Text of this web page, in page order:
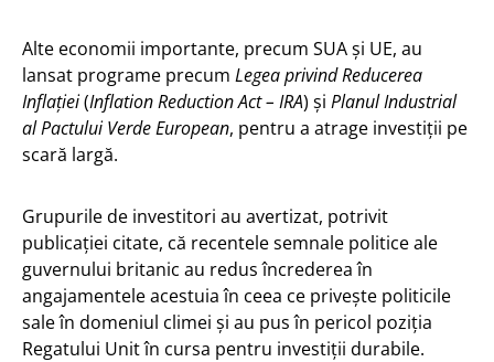
Alte economii importante, precum SUA și UE, au
lansat programe precum Legea privind Reducerea
Inflației(Inflation Reduction Act – IRA) și Planul Industrial
al Pactului Verde European, pentru a atrage investiții pe
scară largă.
Grupurile de investitori au avertizat, potrivit
publicației citate, că recentele semnale politice ale
guvernului britanic au redus încrederea în
angajamentele acestuia în ceea ce privește politicile
sale în domeniul climei și au pus în pericol poziția
Regatului Unit în cursa pentru investiții durabile.